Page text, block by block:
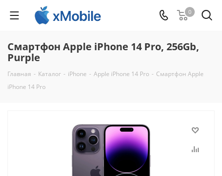
0
Смартфон Apple iPhone 14 Pro, 256Gb,
Purple
Главная - Каталог - iPhone - Apple iPhone 14 Pro - Смартфон Apple
iPhone 14 Pro